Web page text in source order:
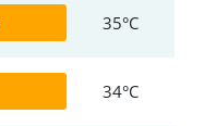
35°C
34°C